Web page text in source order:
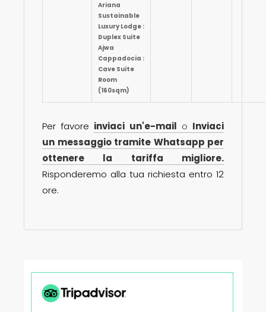
Ariana
Sustainable
Luxury Lodge :
Duplex Suite
Ajwa
Cappadocia :
Cave Suite
Room
(160sqm)
Per favore inviaci un'e-mail o Inviaci
un messaggio tramite Whatsapp per
ottenere la tariffa migliore.
Risponderemo alla tua richiesta entro 12
ore.